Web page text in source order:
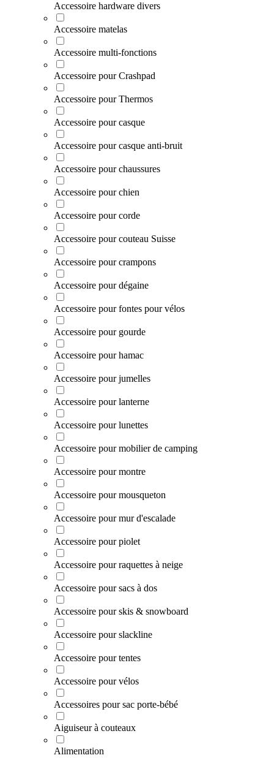
Accessoire hardware divers
Accessoire matelas
Accessoire multi-fonctions
Accessoire pour Crashpad
Accessoire pour Thermos
Accessoire pour casque
Accessoire pour casque anti-bruit
Accessoire pour chaussures
Accessoire pour chien
Accessoire pour corde
Accessoire pour couteau Suisse
Accessoire pour crampons
Accessoire pour dégaine
Accessoire pour fontes pour vélos
Accessoire pour gourde
Accessoire pour hamac
Accessoire pour jumelles
Accessoire pour lanterne
Accessoire pour lunettes
Accessoire pour mobilier de camping
Accessoire pour montre
Accessoire pour mousqueton
Accessoire pour mur d'escalade
Accessoire pour piolet
Accessoire pour raquettes à neige
Accessoire pour sacs à dos
Accessoire pour skis & snowboard
Accessoire pour slackline
Accessoire pour tentes
Accessoire pour vélos
Accessoires pour sac porte-bébé
Aiguiseur à couteaux
Alimentation